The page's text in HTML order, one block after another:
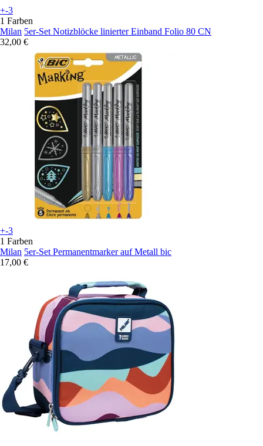
+-3
1 Farben
Milan 5er-Set Notizblöcke linierter Einband Folio 80 CN
32,00 €
+-3
1 Farben
Milan 5er-Set Permanentmarker auf Metall bic
17,00 €